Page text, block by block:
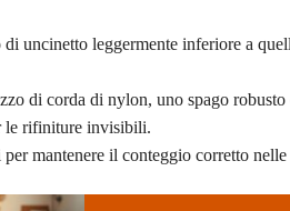
uncinetto leggermente inferiore a
di corda di nylon, uno spago
le rifiniture invisibili.
per mantenere il conteggio corretto